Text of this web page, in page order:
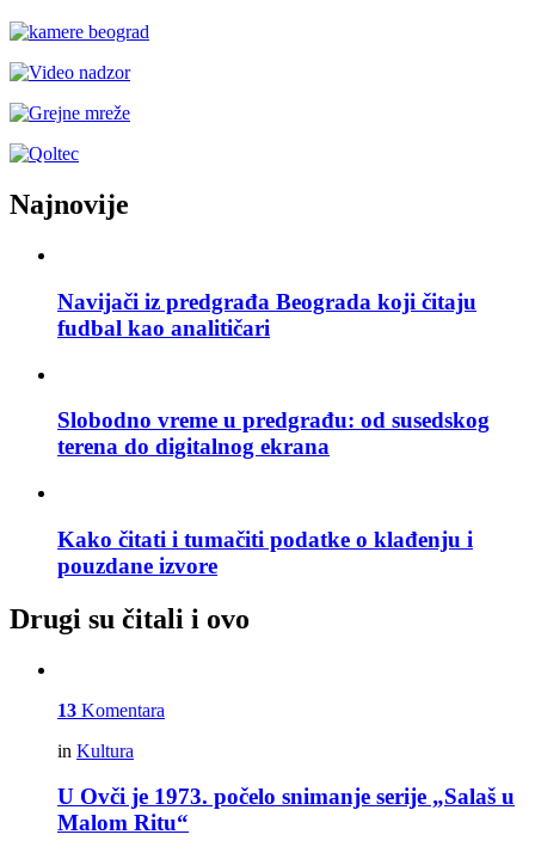
Najnovije
Navijači iz predgrađa Beograda koji čitaju
fudbal kao analitičari
Slobodno vreme u predgrađu: od susedskog
terena do digitalnog ekrana
Kako čitati i tumačiti podatke o klađenju i
pouzdane izvore
Drugi su čitali i ovo
13 Komentara
in Kultura
U Ovči je 1973. počelo snimanje serije „Salaš u
Malom Ritu“